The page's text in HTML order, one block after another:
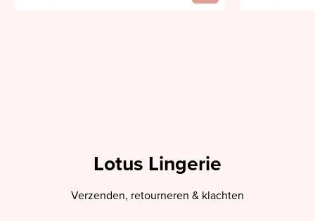
Lotus Lingerie
Verzenden, retourneren & klachten